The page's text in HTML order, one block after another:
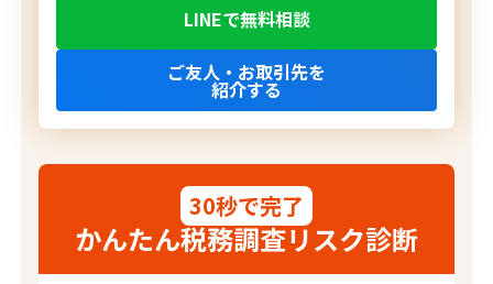
LINEで無料相談
ご友人・お取引先を
紹介する
30秒で完了
かんたん税務調査リスク診断